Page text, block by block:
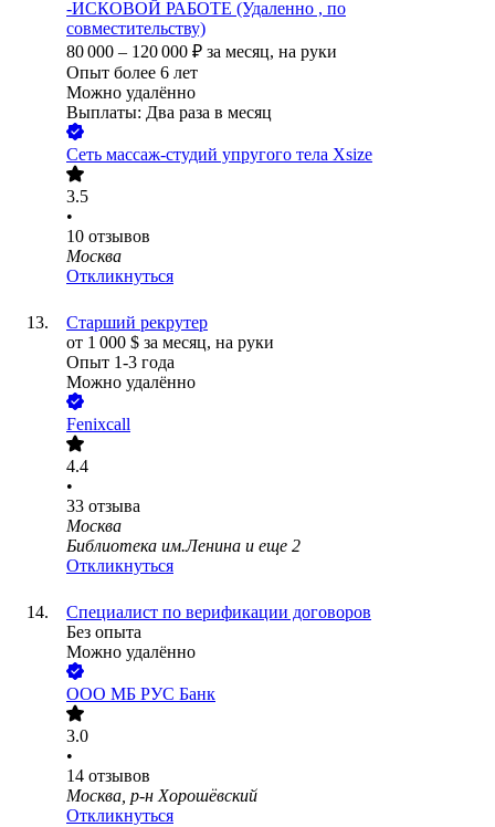
-ИСКОВОЙ РАБОТЕ (Удаленно , по
совместительству)
80 000 – 120 000 ₽ за месяц, на руки
Опыт более 6 лет
Можно удалённо
Выплаты: Два раза в месяц
Сеть массаж-студий упругого тела Xsize
3.5
•
10 отзывов
Москва
Откликнуться
Старший рекрутер
от 1 000 $ за месяц, на руки
Опыт 1-3 года
Можно удалённо
Fenixcall
4.4
•
33 отзыва
Москва
Библиотека им.Ленина и еще 2
Откликнуться
Специалист по верификации договоров
Без опыта
Можно удалённо
ООО МБ РУС Банк
3.0
•
14 отзывов
Москва, р-н Хорошёвский
Откликнуться